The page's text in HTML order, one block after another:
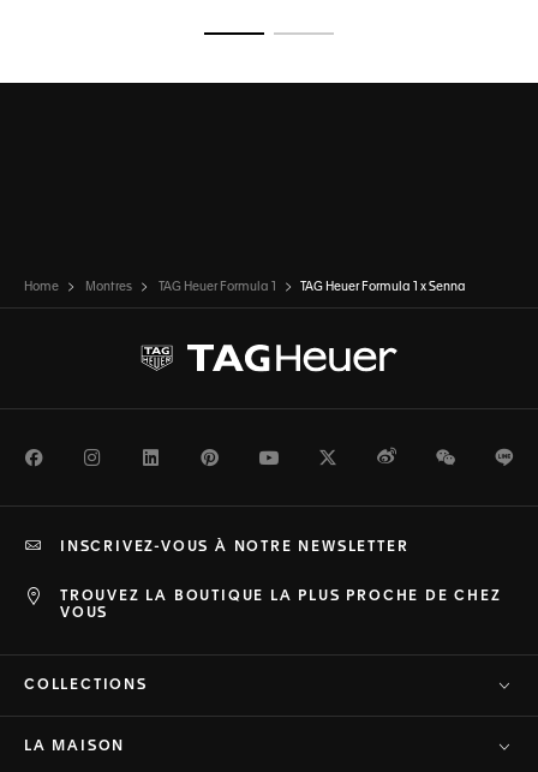
Home Montres TAG Heuer Formula 1 TAG Heuer Formula 1 x Senna
FacebookInstagramLinkedInPinterestYoutubeTwitterWeiboWeChat
TROUVEZ LA BOUTIQUE LA PLUS PROCHE DE CHEZ
VOUS
INSCRIVEZ-VOUS À NOTRE NEWSLETTER
COLLECTIONS
LA MAISON